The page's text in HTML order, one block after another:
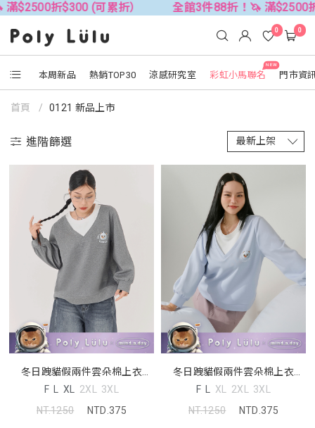
折$300 (可累折） 全館3件88折！🦄 滿$2500折
本周新品 熱銷TOP30 涼感研究室
NEW
彩虹小馬聯名 門市資
0 0
首頁 0121 新品上市
進階篩選
冬日跩貓假兩件雲朵棉上衣
(unisex)(MIND.A.DAY聯名)
F L XL 2XL 3XL
NT.1250
NTD.375
冬日跩貓假兩件雲朵棉上衣
(unisex)(MIND.A.DAY聯名)
F L XL 2XL 3XL
NT.1250
NTD.375